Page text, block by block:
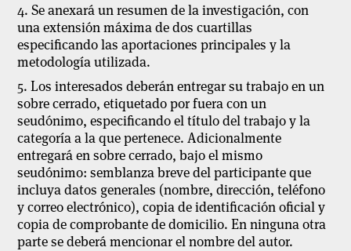
4. Se anexará un resumen de la investigación, con
una extensión máxima de dos cuartillas
especificando las aportaciones principales y la
metodología utilizada.
5. Los interesados deberán entregar su trabajo en un
sobre cerrado, etiquetado por fuera con un
seudónimo, especificando el título del trabajo y la
categoría a la que pertenece. Adicionalmente
entregará en sobre cerrado, bajo el mismo
seudónimo: semblanza breve del participante que
incluya datos generales (nombre, dirección, teléfono
y correo electrónico), copia de identificación oficial y
copia de comprobante de domicilio. En ninguna otra
parte se deberá mencionar el nombre del autor.